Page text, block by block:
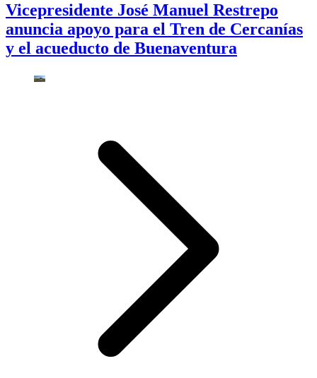
Vicepresidente José Manuel Restrepo
anuncia apoyo para el Tren de Cercanías
y el acueducto de Buenaventura